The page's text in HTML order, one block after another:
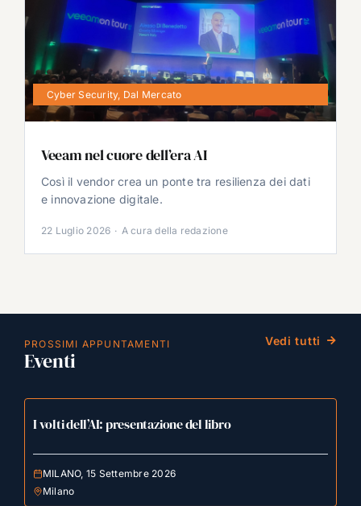
Cyber Security, Dal Mercato
Veeam nel cuore dell’era AI
Così il vendor crea un ponte tra resilienza dei dati
e innovazione digitale.
22 Luglio 2026 · A cura della redazione
PROSSIMI APPUNTAMENTI
Eventi
Vedi tutti
I volti dell’AI: presentazione del libro
MILANO, 15 Settembre 2026
Milano